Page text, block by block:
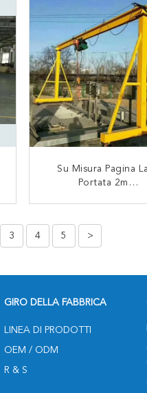
Altezza Mini
Su Misura Pagina La
Portata 2m
Manual
3 4 5 >
GIRO DELLA FABBRICA
LINEA DI PRODOTTI
OEM / ODM
R & S